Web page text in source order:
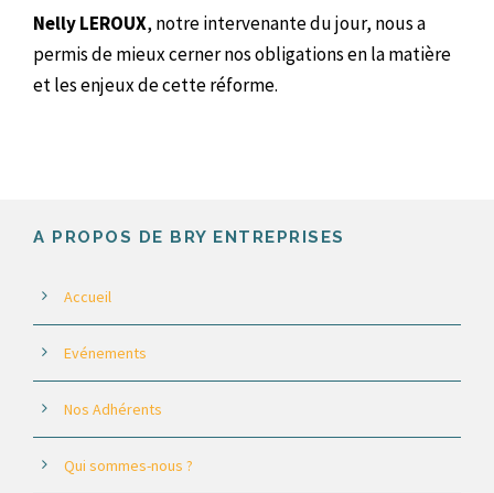
Nelly LEROUX, notre intervenante du jour, nous a
permis de mieux cerner nos obligations en la matière
et les enjeux de cette réforme.
A PROPOS DE BRY ENTREPRISES
Accueil
Evénements
Nos Adhérents
Qui sommes-nous ?